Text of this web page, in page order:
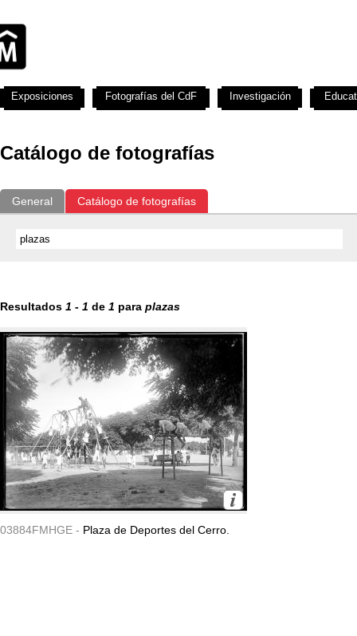
Catálogo de fotografías
General Catálogo de fotografías
Resultados 1 - 1 de 1 para plazas
03884FMHGE - Plaza de Deportes del Cerro.
Exposiciones Fotografías del CdF Investigación